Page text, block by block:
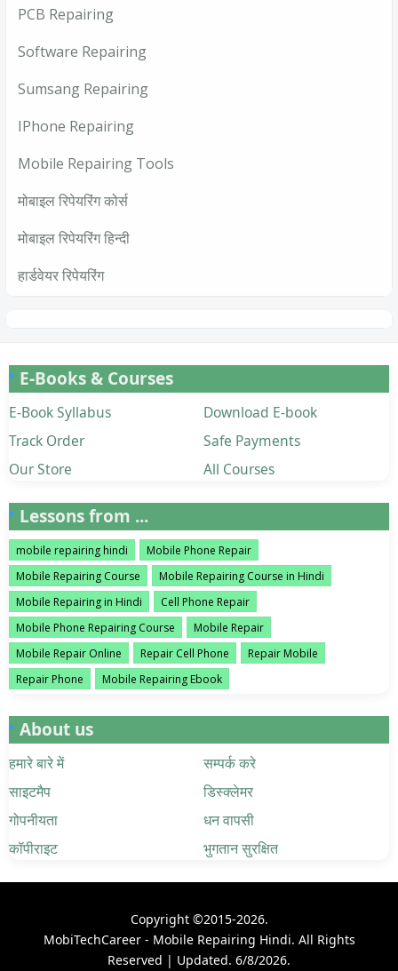
PCB Repairing
Software Repairing
Sumsang Repairing
IPhone Repairing
Mobile Repairing Tools
मोबाइल रिपेयरिंग कोर्स
मोबाइल रिपेयरिंग हिन्दी
हार्डवेयर रिपेयरिंग
E-Books & Courses
E-Book Syllabus
Download E-book
Track Order
Safe Payments
Our Store
All Courses
Lessons from ...
mobile repairing hindi
Mobile Phone Repair
Mobile Repairing Course
Mobile Repairing Course in Hindi
Mobile Repairing in Hindi
Cell Phone Repair
Mobile Phone Repairing Course
Mobile Repair
Mobile Repair Online
Repair Cell Phone
Repair Mobile
Repair Phone
Mobile Repairing Ebook
About us
हमारे बारे में
सम्पर्क करे
साइटमैप
डिस्क्लेमर
गोपनीयता
धन वापसी
कॉपीराइट
भुगतान सुरक्षित
Copyright ©2015-2026.
MobiTechCareer - Mobile Repairing Hindi. All Rights
Reserved | Updated. 6/8/2026.